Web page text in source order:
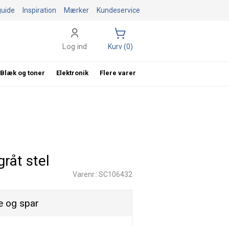
stel
Varenr.: SC106432
og spar
Kundeservice
Mærker
Inspiration
Log ind Kurv (0)
Blæk og toner Elektronik Flere varer